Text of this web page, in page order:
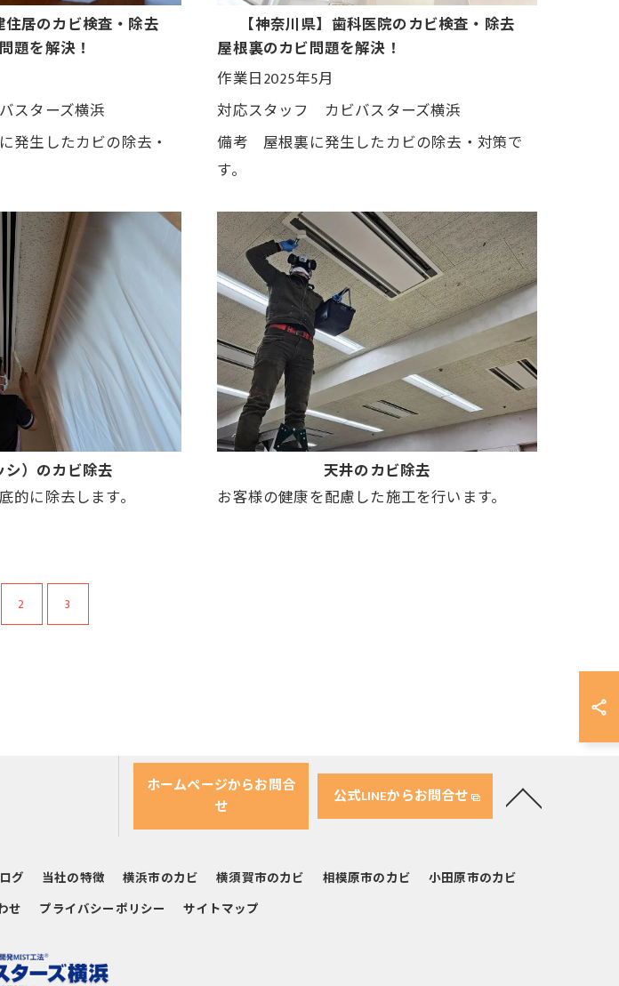
住居のカビ検査・除去
題を解決！
スターズ横浜
生したカビの除去・
【神奈川県】歯科医院のカビ検査・除去
屋根裏のカビ問題を解決！
作業日2025年5月
対応スタッフ カビバスターズ横浜
備考 屋根裏に発生したカビの除去・対策で
す。
）のカビ除去
的に除去します。
天井のカビ除去
お客様の健康を配慮した施工を行います。
2 3
ホームページからお問合
せ
公式LINEからお問合せ
グ 当社の特徴 横浜市のカビ 横須賀市のカビ 相模原市のカビ
小田原市のカビ
せ プライバシーポリシー サイトマップ